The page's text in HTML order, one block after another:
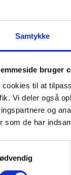
Samtykke
bruger
cookies til at
Vi deler også
og
som de har